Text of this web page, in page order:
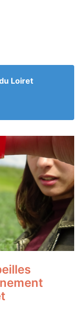
Loiret